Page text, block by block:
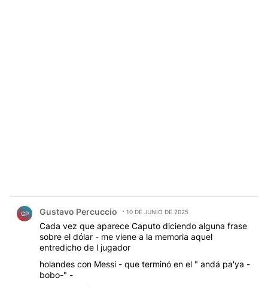
GP Gustavo Percuccio 10 DE JUNIO DE 2025
Cada vez que aparece Caputo diciendo alguna frase
sobre el dólar - me viene a la memoria aquel
entredicho de l jugador
holandes con Messi - que terminó en el " andá pa'ya -
bobo-" -